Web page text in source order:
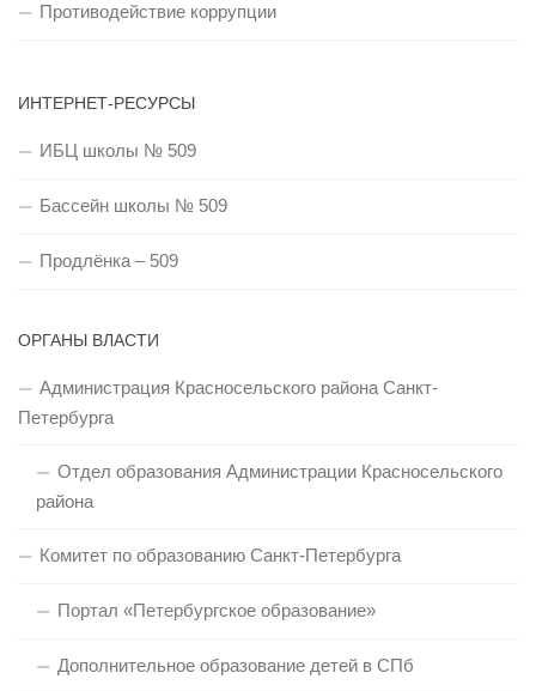
Противодействие коррупции
ИНТЕРНЕТ-РЕСУРСЫ
ИБЦ школы № 509
Бассейн школы № 509
Продлёнка – 509
ОРГАНЫ ВЛАСТИ
Администрация Красносельского района Санкт-
Петербурга
Отдел образования Администрации Красносельского
района
Комитет по образованию Санкт-Петербурга
Портал «Петербургское образование»
Дополнительное образование детей в СПб